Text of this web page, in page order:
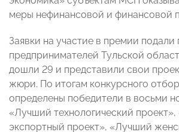
меры нефинансовой и финансовой
Заявки на участие в премии подали
предпринимателей Тульской
дошли 29 и представили свои
жюри. По итогам конкурсного
определены победители в восьми
«Лучший технологический
экспортный проект», «Лучший